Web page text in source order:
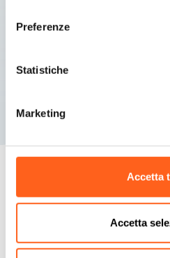
Preferenze
Statistiche
Marketing
Accetta
Accetta
Cerchiamo di
Pianifica la